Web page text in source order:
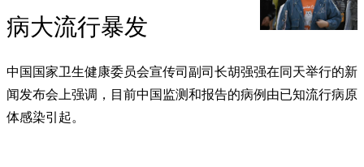
病大流行暴发
中国国家卫生健康委员会宣传司副司长胡强强在同天举行的新
闻发布会上强调，目前中国监测和报告的病例由已知流行病原
体感染引起。